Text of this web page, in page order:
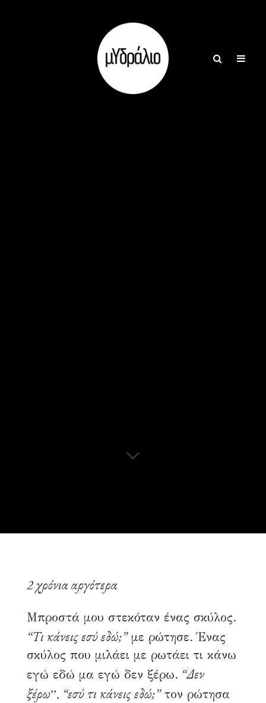
2 χρόνια αργότερα
Μπροστά μου στεκόταν ένας σκύλος.
“Τι κάνεις εσύ εδώ;”με ρώτησε. Ένας
σκύλος που μιλάει με ρωτάει τι κάνω
εγώ εδώ μα εγώ δεν ξέρω. “Δεν
ξέρω”, “εσύ τι κάνεις εδώ;”τον ρώτησα